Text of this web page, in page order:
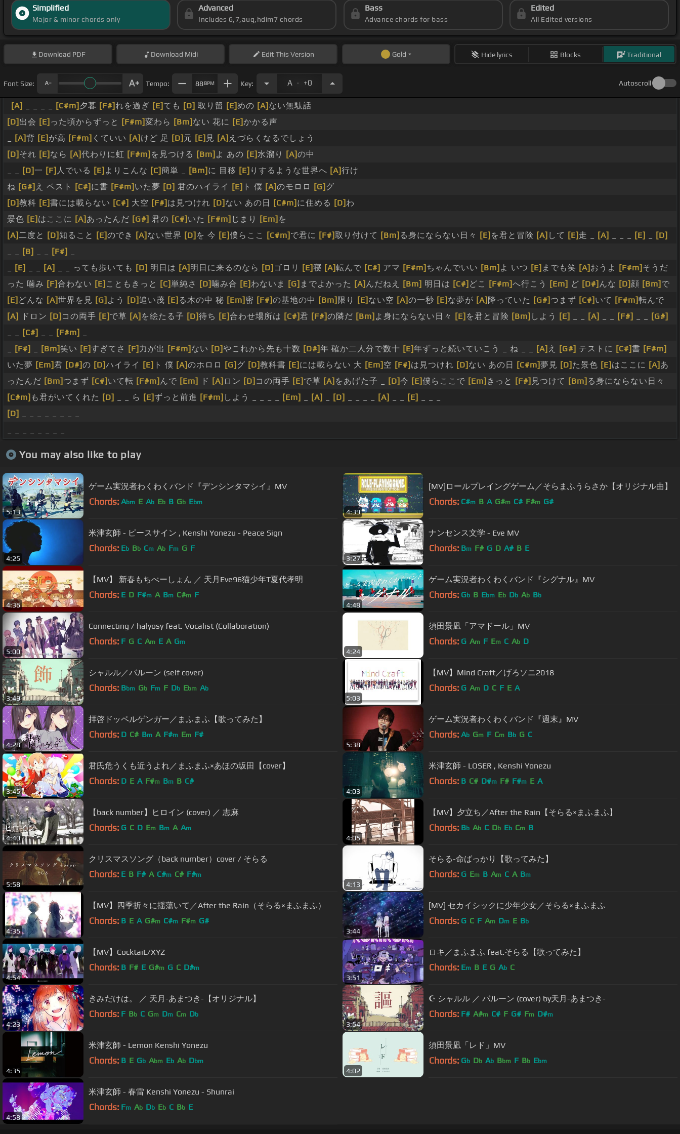
Simplified
Major & minor chords only
Advanced
Includes 6,7,aug,hdim7 chords
Bass
Advance chords for bass
Edited
All Edited versions
Download PDF Download Midi EditThis Version Gold Hide lyrics Blocks Traditional
Font Size: Tempo: 88BPM Key: A . +0 Autoscroll
[A] [C#m] 夕暮 [F#]れを過ぎ [E] ても [D] 取り留 [E]めの [A] ない無駄話
[D] 出会 [E] った頃からずっと [F#m]変わら [Bm] ない 花に [E]かかる声
[A]背 [E] が高 [F#m] くていい [A] けど 足 [D] 元 [E] 見 [A] えづらくなるでしょう
[D] それ [E] なら [A]代わりに虹 [F#m] を見つける [Bm] よ あの [E]水溜り [A]の中
[D]一 [F] 人でいる [E] よりこんな [C]簡単 _ [Bm] に 目移 [E] りするような世界へ [A]行け
ね [G#] え ペスト [C#] に書 [F#m] いた夢 [D] 君のハイライ [E] ト 僕 [A]のモロロ [G] グ
[D]教科 [E]書には載らない [C#] 大空 [F#] は見つけれ [D] ない あの日 [C#m] に住める [D]わ
景色 [E] はここに [A] あったんだ [G#] 君の [C#] いた [F#m] じまり [Em] を
[A]二度と [D] 知ること [E]のでき [A] ない世界 [D] を 今 [E]僕らここ [C#m] で君に [F#]取り付けて [Bm] る身にならない日々 [E] を君と冒険 [A] して [E] 走 _ [A] [E]
[D]
[B] [F#]
[E] [A] _ _ っても歩いても [D] 明日は [A] 明日に来るのなら [D] ゴロリ [E]寝 [A]転んで [C#] アマ [F#m] ちゃんでいい [Bm] よ いつ [E] までも笑 [A] おうよ [F#m] そうだ
った 噛み [F]合わない [E] こともきっと [C]単純さ [D]噛み合 [E]わないま [G] までよかった [A] んだねえ [Bm] 明日は [C#] どこ [F#m]へ行こう [Em] ど [D#] んな [D] 顔 [Bm] で
[E] どんな [A]世界を見 [G] よう [D]追い茂 [E] る木の中 秘 [Em] 密 [F#]の基地の中 [Bm] 限り [E] ない空 [A]の一秒 [E] な夢が [A] 降っていた [G#]つまず [C#] いて [F#m]転んで
[A]
ドロン [D] コの両手 [E] で草 [A] を絵たる子 [D]待ち [E]合わせ場所は [C#]君 [F#]の隣だ [Bm] よ身にならない日々 [E] を君と冒険 [Bm] しよう [E] [A] [F#]
[G#]
[C#] [F#m]
[F#] [Bm]笑い [E]すぎてさ [F] 力が出 [F#m] ない [D]やこれから先も十数 [D#]年 確か二人分で数十 [E]年ずっと続いていこう _ ね _ _ [A] え [G#] テストに [C#]書 [F#m]
いた夢 [Em]君 [D#]の [D]ハイライ [E] ト 僕 [A]のホロロ [G] グ [D]教科書 [E] には載らない 大 [Em] 空 [F#] は見つけれ [D] ない あの日 [C#m]夢見 [D] た景色 [E] はここに [A] あ
ったんだ [Bm]つまず [C#] いて転 [F#m] んで [Em] ド [A] ロン [D] コの両手 [E] で草 [A] をあげた子 _ [D]今 [E]僕らここで [Em] きっと [F#] 見つけて [Bm] る身にならない日々
[C#m] も君がいてくれた [D] _ _ ら [E]ずっと前進 [F#m] しよう _ _ _ _ [Em] [A] [D] [A] [E]
[D]
You may also like to play
5:13
ゲーム実況者わくわくバンド『デンシンタマシイ』MV
Chords: Abm E Ab Eb B Gb Ebm
4:39
[MV]ロールプレイングゲーム／そらまふうらさか【オリジナル曲】
Chords: C#m B A G#m C# F#m G#
4:25
米津玄師 - ピースサイン , Kenshi Yonezu - Peace Sign
Chords: Eb Bb Cm Ab Fm G F
3:27
ナンセンス文学 - Eve MV
Chords: Bm F# G D A# B E
4:36
【MV】 新春もちべーしょん ／ 天月Eve96猫少年T夏代孝明
Chords: E D F#m A Bm C#m F
4:48
ゲーム実況者わくわくバンド『シグナル』MV
Chords: Gb B Ebm Eb Db Ab Bb
5:00
Connecting / halyosy feat. Vocalist (Collaboration)
Chords: F G C Am E A Gm
4:24
須田景凪「アマドール」MV
Chords: G Am F Em C Ab D
3:49
シャルル／バルーン (self cover)
Chords: Bbm Gb Fm F Db Ebm Ab
5:03
【MV】Mind Craft／げろソニ2018
Chords: G Am D C F E A
4:28
拝啓ドッペルゲンガー／まふまふ【歌ってみた】
Chords: D C# Bm A F#m Em F#
5:38
ゲーム実況者わくわくバンド『週末』MV
Chords: Ab Gm F Cm Bb G C
3:45
君氏危うくも近うよれ／まふまふ×あほの坂田【cover】
Chords: D E A F#m Bm B C#
4:03
米津玄師 - LOSER , Kenshi Yonezu
Chords: B C# D#m F# F#m E A
4:40
【back number】ヒロイン (cover) ／ 志麻
Chords: G C D Em Bm A Am
4:05
【MV】夕立ち／After the Rain【そらる×まふまふ】
Chords: Bb Ab C Db Eb Cm B
5:58
クリスマスソング（back number）cover / そらる
Chords: E B F# A C#m C# F#m
4:13
そらる-命ばっかり【歌ってみた】
Chords: G Em B Am C A Bm
4:35
【MV】四季折々に揺蕩いて／After the Rain（そらる×まふまふ）
Chords: B E A G#m C#m F#m G#
3:44
[MV] セカイシックに少年少女／そらる×まふまふ
Chords: G C F Am Dm E Bb
4:54
【MV】CocktaiL/XYZ
Chords: B F# E G#m G C D#m
3:51
ロキ／まふまふ feat.そらる【歌ってみた】
Chords: Em B E G Ab C
4:23
きみだけは。 ／ 天月-あまつき-【オリジナル】
Chords: F Bb C Gm Dm Cm Db
3:54
☪ シャルル ／ バルーン (cover) by天月-あまつき-
Chords: F# A#m C# F G# Fm D#m
4:35
米津玄師 - Lemon Kenshi Yonezu
Chords: B E Gb Abm Eb Ab Dbm
4:02
須田景凪「レド」MV
Chords: Gb Db Ab Bbm F Bb Ebm
4:58
米津玄師 - 春雷 Kenshi Yonezu - Shunrai
Chords: Fm Ab Db Eb C Bb E